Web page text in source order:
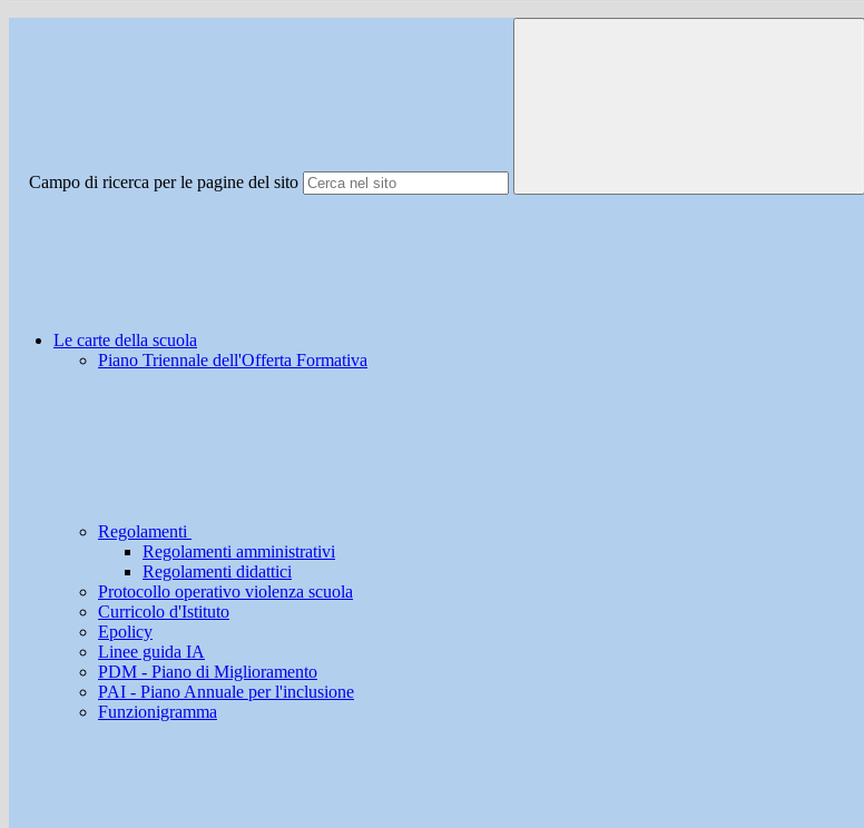
Campo di ricerca per le pagine del sito
Le carte della scuola
Piano Triennale dell'Offerta Formativa
Regolamenti
Regolamenti amministrativi
Regolamenti didattici
Protocollo operativo violenza scuola
Curricolo d'Istituto
Epolicy
Linee guida IA
PDM - Piano di Miglioramento
PAI - Piano Annuale per l'inclusione
Funzionigramma